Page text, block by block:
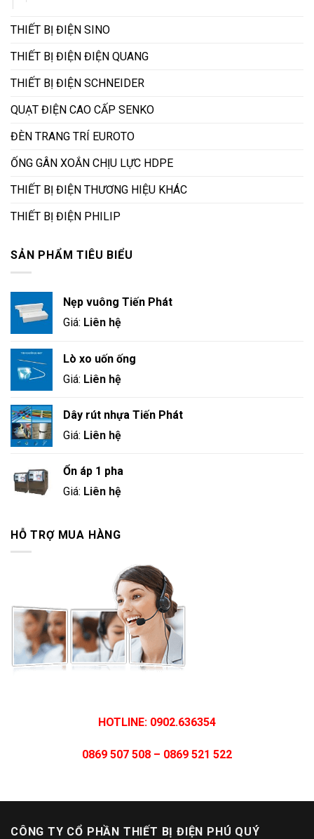
THIẾT BỊ ĐIỆN SINO
THIẾT BỊ ĐIỆN ĐIỆN QUANG
THIẾT BỊ ĐIỆN SCHNEIDER
QUẠT ĐIỆN CAO CẤP SENKO
ĐÈN TRANG TRÍ EUROTO
ỐNG GÂN XOẮN CHỊU LỰC HDPE
THIẾT BỊ ĐIỆN THƯƠNG HIỆU KHÁC
THIẾT BỊ ĐIỆN PHILIP
SẢN PHẨM TIÊU BIỂU
Nẹp vuông Tiến Phát
Giá: Liên hệ
Lò xo uốn ống
Giá: Liên hệ
Dây rút nhựa Tiến Phát
Giá: Liên hệ
Ổn áp 1 pha
Giá: Liên hệ
HỖ TRỢ MUA HÀNG
HOTLINE: 0902.636354
0869 507 508 – 0869 521 522
CÔNG TY CỔ PHẦN THIẾT BỊ ĐIỆN PHÚ QUÝ